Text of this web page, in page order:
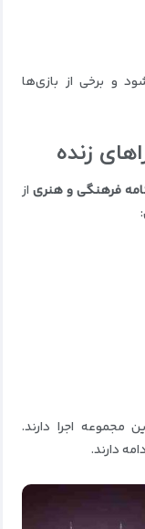
و برخی از بازی‌ها
زنده
فرهنگی و هنریاز
مجموعه اجرا دارند.
دارند.